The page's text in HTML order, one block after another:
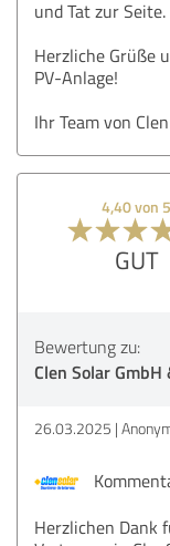
und Tat zur Seite.
Herzliche Grüße
PV-Anlage!
Ihr Team von
4,40 von 5
GUT
Bewertung zu:
Clen Solar GmbH
26.03.2025
Herzlichen Dank